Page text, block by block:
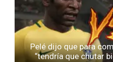
Pelé dijo que para
“tendría que chutar